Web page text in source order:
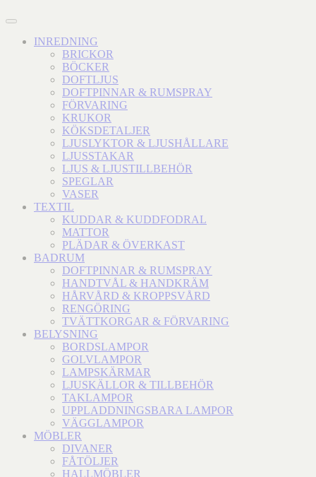
INREDNING
BRICKOR
BÖCKER
DOFTLJUS
DOFTPINNAR & RUMSPRAY
FÖRVARING
KRUKOR
KÖKSDETALJER
LJUSLYKTOR & LJUSHÅLLARE
LJUSSTAKAR
LJUS & LJUSTILLBEHÖR
SPEGLAR
VASER
TEXTIL
KUDDAR & KUDDFODRAL
MATTOR
PLÄDAR & ÖVERKAST
BADRUM
DOFTPINNAR & RUMSPRAY
HANDTVÅL & HANDKRÄM
HÅRVÅRD & KROPPSVÅRD
RENGÖRING
TVÄTTKORGAR & FÖRVARING
BELYSNING
BORDSLAMPOR
GOLVLAMPOR
LAMPSKÄRMAR
LJUSKÄLLOR & TILLBEHÖR
TAKLAMPOR
UPPLADDNINGSBARA LAMPOR
VÄGGLAMPOR
MÖBLER
DIVANER
FÅTÖLJER
HALLMÖBLER